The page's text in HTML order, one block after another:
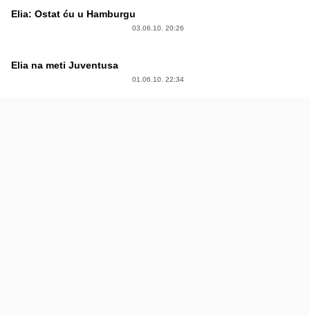
Elia: Ostat ću u Hamburgu
03.06.10. 20:26
Elia na meti Juventusa
01.06.10. 22:34